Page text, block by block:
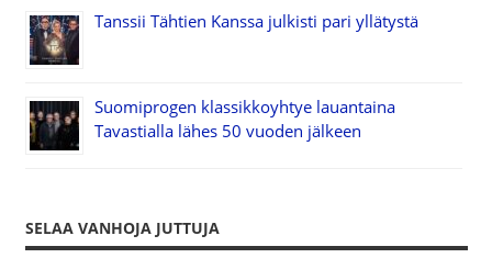
Tanssii Tähtien Kanssa julkisti pari yllätystä
Suomiprogen klassikkoyhtye lauantaina
Tavastialla lähes 50 vuoden jälkeen
SELAA VANHOJA JUTTUJA